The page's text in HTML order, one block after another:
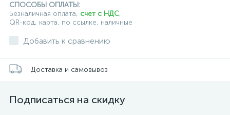
СПОСОБЫ ОПЛАТЫ:
Безналичная оплата, счет с НДС,
QR-код, карта, по ссылке, наличные
Добавить к сравнению
Доставка и самовывоз
Подписаться на скидку